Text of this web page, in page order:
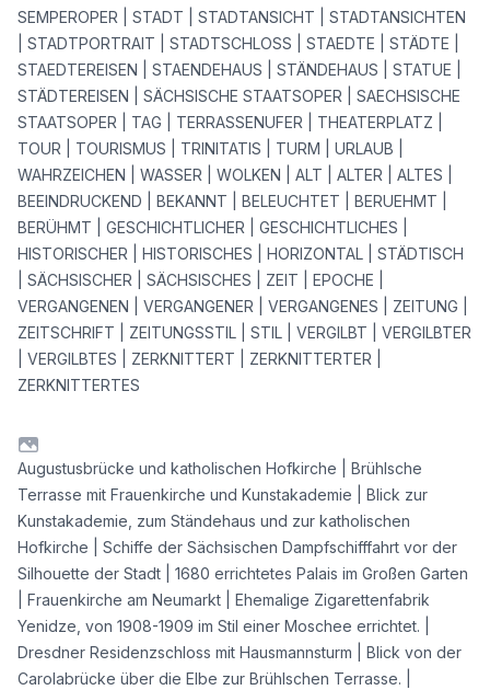
SEMPEROPER | STADT | STADTANSICHT | STADTANSICHTEN
| STADTPORTRAIT | STADTSCHLOSS | STAEDTE | STÄDTE |
STAEDTEREISEN | STAENDEHAUS | STÄNDEHAUS | STATUE |
STÄDTEREISEN | SÄCHSISCHE STAATSOPER | SAECHSISCHE
STAATSOPER | TAG | TERRASSENUFER | THEATERPLATZ |
TOUR | TOURISMUS | TRINITATIS | TURM | URLAUB |
WAHRZEICHEN | WASSER | WOLKEN | ALT | ALTER | ALTES |
BEEINDRUCKEND | BEKANNT | BELEUCHTET | BERUEHMT |
BERÜHMT | GESCHICHTLICHER | GESCHICHTLICHES |
HISTORISCHER | HISTORISCHES | HORIZONTAL | STÄDTISCH
| SÄCHSISCHER | SÄCHSISCHES | ZEIT | EPOCHE |
VERGANGENEN | VERGANGENER | VERGANGENES | ZEITUNG |
ZEITSCHRIFT | ZEITUNGSSTIL | STIL | VERGILBT | VERGILBTER
| VERGILBTES | ZERKNITTERT | ZERKNITTERTER |
ZERKNITTERTES
Augustusbrücke und katholischen Hofkirche | Brühlsche
Terrasse mit Frauenkirche und Kunstakademie | Blick zur
Kunstakademie, zum Ständehaus und zur katholischen
Hofkirche | Schiffe der Sächsischen Dampfschifffahrt vor der
Silhouette der Stadt | 1680 errichtetes Palais im Großen Garten
| Frauenkirche am Neumarkt | Ehemalige Zigarettenfabrik
Yenidze, von 1908-1909 im Stil einer Moschee errichtet. |
Dresdner Residenzschloss mit Hausmannsturm | Blick von der
Carolabrücke über die Elbe zur Brühlschen Terrasse. |